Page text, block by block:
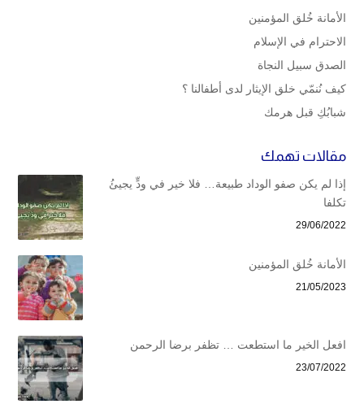
الأمانة خُلق المؤمنين
الاحترام في الإسلام
الصدق سبيل النجاة
كيف نُنمّي خلق الإيثار لدى أطفالنا ؟
شبابُكِ قبل هرمك
مقالات تهمك
إذا لم يكن صفو الوداد طبيعة… فلا خير في ودٍّ يجيئُ
تكلفا
29/06/2022
الأمانة خُلق المؤمنين
21/05/2023
افعل الخير ما استطعت … تظفر برضا الرحمن
23/07/2022